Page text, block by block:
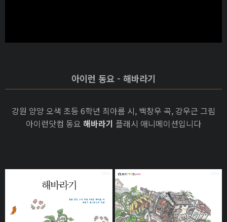
아이런 동요 - 해바라기
강원 양양 오색 초등 6학년 최아름 시, 백창우 곡, 강우근 그림
아이런닷컴 동요 해바라기 플래시 애니메이션입니다